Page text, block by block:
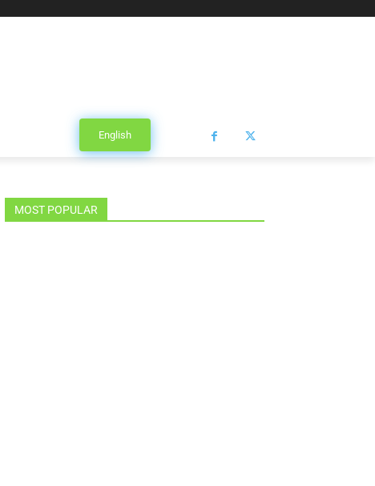
English
MOST POPULAR